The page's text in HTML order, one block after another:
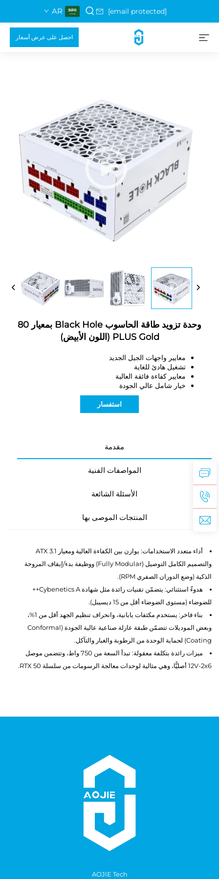
[email protected]
AR
احصل على عرض أسعار
وحدة تزويد طاقة الحاسوب Black Hole بمعيار 80
PLUS Gold (اللون الأبيض)
معايير واجهات الجيل الجديد
تشغيل هادئ للغاية
معايير كفاءة فائقة العالية
خيار شامل عالي الجودة
استفسار
مقدمة
المواصفات الفنية
الأسئلة الشائعة
المنتجات الموصى بها
أداء متعدد الاستخدامات: يوازن بين الكفاءة العالية ومعيار ATX 3.1
والتصميم الكامل التوصيل (Fully Modular) ووظيفة بدء/إيقاف المروحة
الذكية (وضع الدوران الصفري RPM).
هدوءٌ استثنائي: يتضمّن تقنيات رائدة مثل شهادة Cybenetics A++
للضوضاء (مستوى الضوضاء أقل من 15 ديسيبل).
بناء فاخر: يستخدم مكثفات يابانية، وانحراف تنظيم الجهد أقل من 1%،
وبعض الموديلات تتضمّن طبقة عازلة صناعية عالية الجودة (Conformal
Coating) لحماية الوحدة من الرطوبة والغبار والتآكل.
ميزات رائدة بتكلفة معقولة: تبدأ السعة من 750 واط، وتتضمن موصل
12V-2x6 أصليًّا، وهي مثالية لوحدات معالجة الرسومات من سلسلة RTX 50.
AOJlE Tech